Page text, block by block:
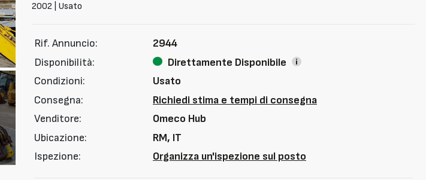
2002 | Usato
Rif. Annuncio:
2944
Disponibilità:
Direttamente Disponibile
Condizioni:
Usato
Consegna:
Richiedi stima e tempi di consegna
Venditore:
Omeco Hub
Ubicazione:
RM, IT
Ispezione:
Organizza un'ispezione sul posto